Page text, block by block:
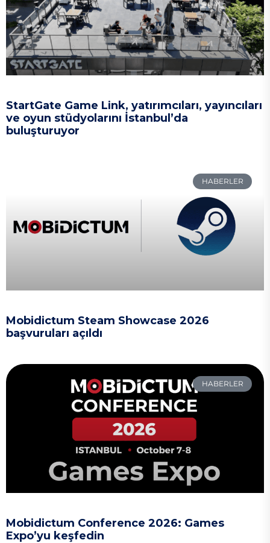
StartGate Game Link, yatırımcıları, yayıncıları
ve oyun stüdyolarını İstanbul’da
buluşturuyor
HABERLER
Mobidictum Steam Showcase 2026
başvuruları açıldı
HABERLER
Mobidictum Conference 2026: Games
Expo’yu keşfedin